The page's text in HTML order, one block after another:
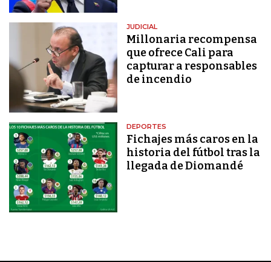
JUDICIAL
Millonaria recompensa
que ofrece Cali para
capturar a responsables
de incendio
DEPORTES
Fichajes más caros en la
historia del fútbol tras la
llegada de Diomandé